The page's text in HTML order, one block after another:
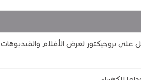
بروجيكتور لعرض الأفلام والفيديوهات